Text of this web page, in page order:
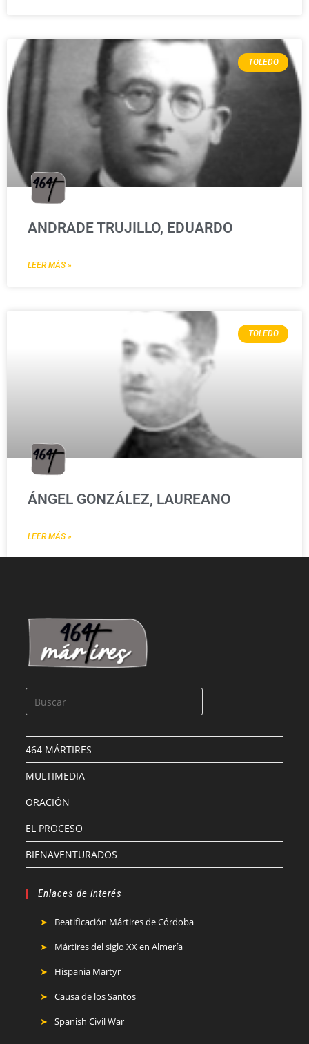
TOLEDO
ANDRADE TRUJILLO, EDUARDO
LEER MÁS »
TOLEDO
ÁNGEL GONZÁLEZ, LAUREANO
LEER MÁS »
464 MÁRTIRES
MULTIMEDIA
ORACIÓN
EL PROCESO
BIENAVENTURADOS
Enlaces de interés
Beatificación Mártires de Córdoba
Mártires del siglo XX en Almería
Hispania Martyr
Causa de los Santos
Spanish Civil War